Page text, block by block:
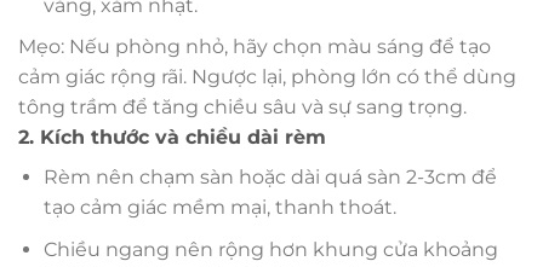
vàng, xám nhạt.
Mẹo: Nếu phòng nhỏ, hãy chọn màu sáng để tạo
cảm giác rộng rãi. Ngược lại, phòng lớn có thể dùng
tông trầm để tăng chiều sâu và sự sang trọng.
2. Kích thước và chiều dài rèm
Rèm nên chạm sàn hoặc dài quá sàn 2-3cm để
tạo cảm giác mềm mại, thanh thoát.
Chiều ngang nên rộng hơn khung cửa khoảng